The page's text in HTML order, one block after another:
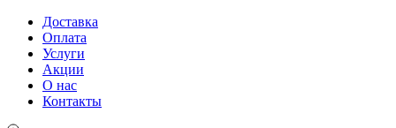
Доставка
Оплата
Услуги
Акции
О нас
Контакты